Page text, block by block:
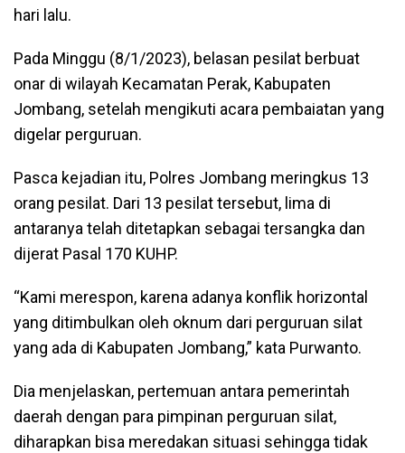
hari lalu.
Pada Minggu (8/1/2023), belasan pesilat berbuat
onar di wilayah Kecamatan Perak, Kabupaten
Jombang, setelah mengikuti acara pembaiatan yang
digelar perguruan.
Pasca kejadian itu, Polres Jombang meringkus 13
orang pesilat. Dari 13 pesilat tersebut, lima di
antaranya telah ditetapkan sebagai tersangka dan
dijerat Pasal 170 KUHP.
“Kami merespon, karena adanya konflik horizontal
yang ditimbulkan oleh oknum dari perguruan silat
yang ada di Kabupaten Jombang,” kata Purwanto.
Dia menjelaskan, pertemuan antara pemerintah
daerah dengan para pimpinan perguruan silat,
diharapkan bisa meredakan situasi sehingga tidak